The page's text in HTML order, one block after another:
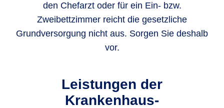
den Chefarzt oder für ein Ein- bzw.
Zweibettzimmer reicht die gesetzliche
Grundversorgung nicht aus. Sorgen Sie deshalb
vor.
Leistungen der
Krankenhaus­